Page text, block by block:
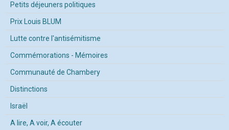
Petits déjeuners politiques
Prix Louis BLUM
Lutte contre l'antisémitisme
Commémorations - Mémoires
Communauté de Chambery
Distinctions
Israël
A lire, A voir, A écouter